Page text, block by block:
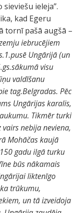
ieleja”.
kad Egeru
tornī pašā augšā –
iebrucējiem
Ungārijā (un
visu
valdīšanu
tag.Belgradas. Pēc
Ungārijas karalis,
Tikmēr turki
nebija neviena,
Mohāčas kaujā
gadu ilgā turku
būs nākamais
liktenīgo
trūkumu,
un tā izveidoja